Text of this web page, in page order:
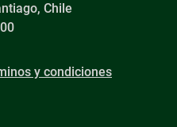
Chile
y condiciones